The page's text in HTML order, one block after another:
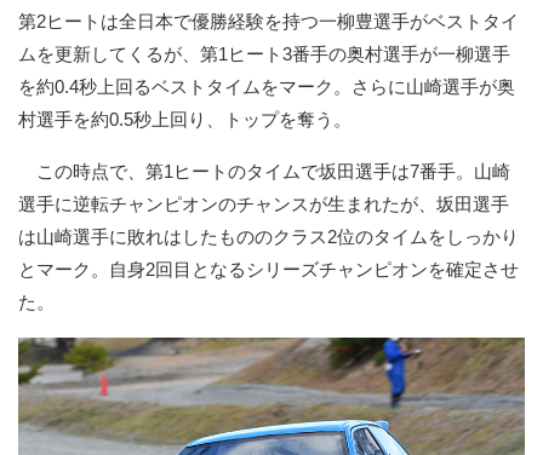
第2ヒートは全日本で優勝経験を持つ一柳豊選手がベストタイ
ムを更新してくるが、第1ヒート3番手の奥村選手が一柳選手
を約0.4秒上回るベストタイムをマーク。さらに山崎選手が奥
村選手を約0.5秒上回り、トップを奪う。
この時点で、第1ヒートのタイムで坂田選手は7番手。山崎
選手に逆転チャンピオンのチャンスが生まれたが、坂田選手
は山崎選手に敗れはしたもののクラス2位のタイムをしっかり
とマーク。自身2回目となるシリーズチャンピオンを確定させ
た。